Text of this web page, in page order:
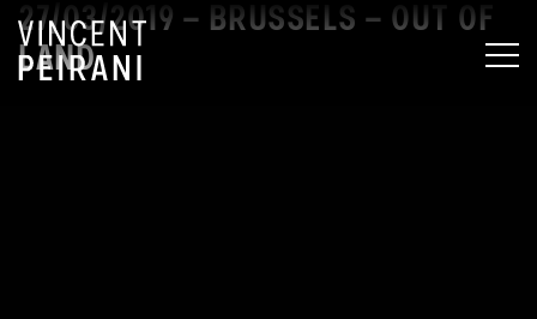
27/03/2019 – BRUSSELS – OUT OF
LAND